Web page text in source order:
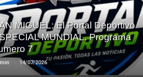
MIGUEL: El Portal Deportivo
MUNDIAL. Programa
7
14/07/2026
LEER
MAS